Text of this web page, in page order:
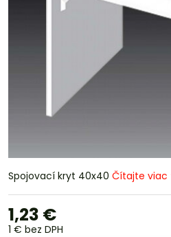
Spojovací kryt 40x40 Čítajte viac
1,23 €
1 € bez DPH